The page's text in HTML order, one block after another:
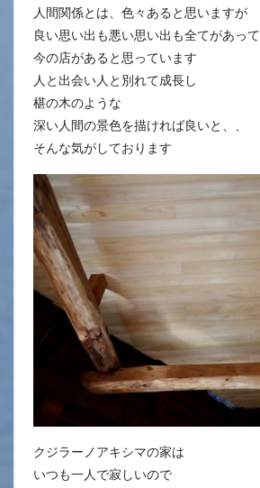
人間関係とは、色々あると思いますが
良い思い出も悪い思い出も全てがあって
今の店があると思っています
人と出会い人と別れて成長し
椹の木のような
深い人間の景色を描ければ良いと、、
そんな気がしております
クジラーノアキシマの家は
いつも一人で寂しいので